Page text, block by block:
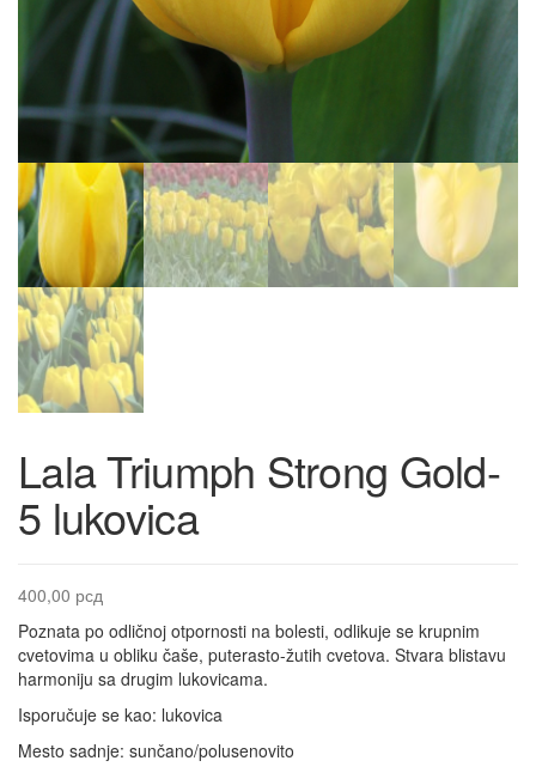
Lala Triumph Strong Gold-
5 lukovica
400,00 рсд
Poznata po odličnoj otpornosti na bolesti, odlikuje se krupnim
cvetovima u obliku čaše, puterasto-žutih cvetova. Stvara blistavu
harmoniju sa drugim lukovicama.
Isporučuje se kao: lukovica
Mesto sadnje: sunčano/polusenovito